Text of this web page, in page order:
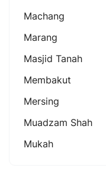
Machang
Marang
Masjid Tanah
Membakut
Mersing
Muadzam Shah
Mukah